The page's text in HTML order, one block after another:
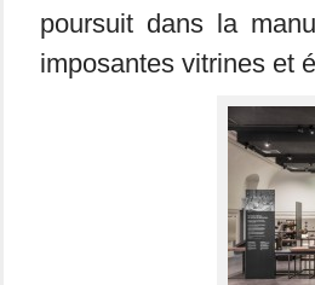
poursuit dans la
imposantes vitrines et